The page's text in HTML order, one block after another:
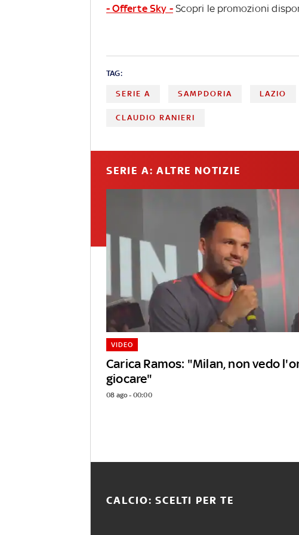
- Offerte Sky - Scopri le promozioni
TAG:
SERIE A SAMPDORIA LAZIO
CLAUDIO RANIERI
SERIE A: ALTRE NOTIZIE
Carica Ramos: "Milan, non vedo
giocare"
VIDEO
08 ago - 00:00
CALCIO: SCELTI PER TE